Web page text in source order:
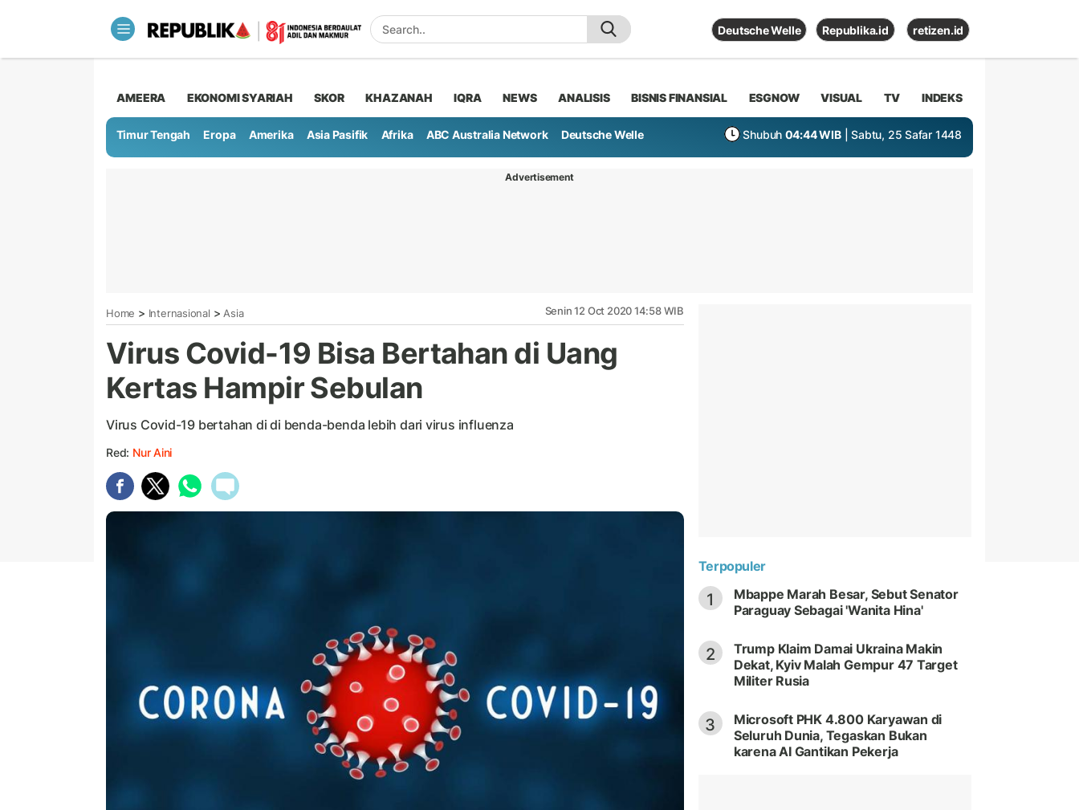
Deutsche Welle Republika.id retizen.id
AMEERA EKONOMI SYARIAH SKOR KHAZANAH IQRA NEWS ANALISIS BISNIS FINANSIAL ESGNOW VISUAL TV INDEKS
Timur Tengah Eropa Amerika Asia Pasifik Afrika ABC Australia Network Deutsche Welle Shubuh 04:44 WIB | Sabtu, 25 Safar 1448
Advertisement
Home > Internasional > Asia Senin 12 Oct 2020 14:58 WIB
Virus Covid-19 Bisa Bertahan di Uang
Kertas Hampir Sebulan
Virus Covid-19 bertahan di di benda-benda lebih dari virus influenza
Red: Nur Aini
Terpopuler
1
Mbappe Marah Besar, Sebut Senator
Paraguay Sebagai 'Wanita Hina'
2
Trump Klaim Damai Ukraina Makin
Dekat, Kyiv Malah Gempur 47 Target
Militer Rusia
3
Microsoft PHK 4.800 Karyawan di
Seluruh Dunia, Tegaskan Bukan
karena AI Gantikan Pekerja